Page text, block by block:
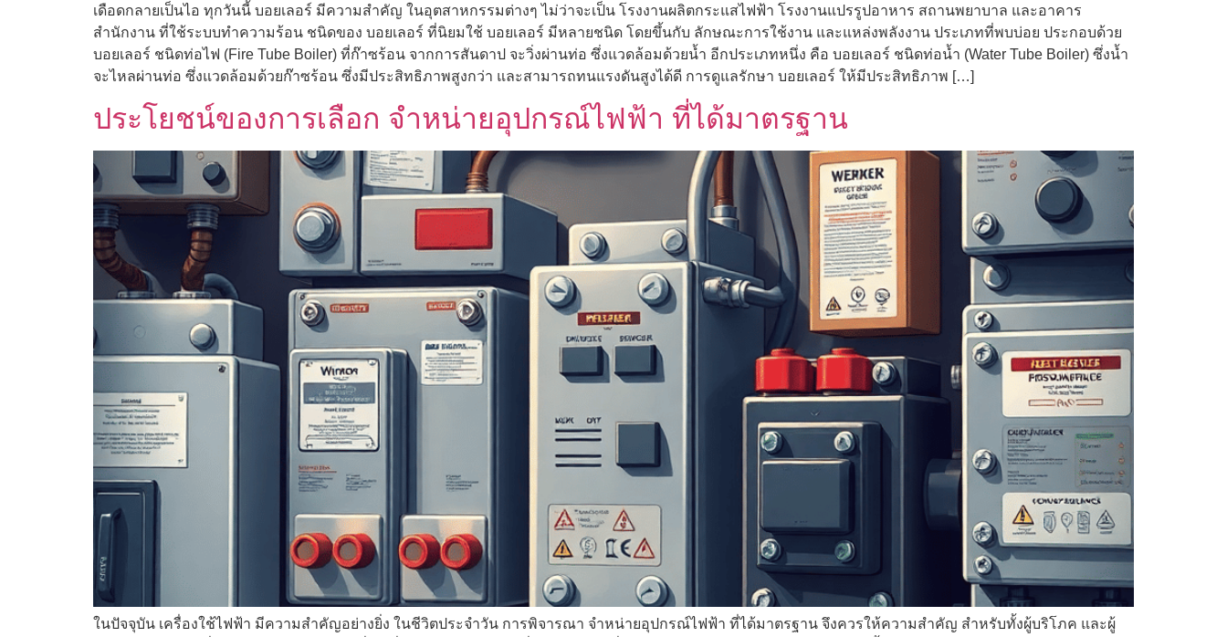
เดือดกลายเป็นไอ ทุกวันนี้ บอยเลอร์ มีความสำคัญ ในอุตสาหกรรมต่างๆ ไม่ว่าจะเป็น โรงงานผลิตกระแสไฟฟ้า โรงงานแปรรูปอาหาร สถานพยาบาล และอาคาร
สำนักงาน ที่ใช้ระบบทำความร้อน ชนิดของ บอยเลอร์ ที่นิยมใช้ บอยเลอร์ มีหลายชนิด โดยขึ้นกับ ลักษณะการใช้งาน และแหล่งพลังงาน ประเภทที่พบบ่อย ประกอบด้วย
บอยเลอร์ ชนิดท่อไฟ (Fire Tube Boiler) ที่ก๊าซร้อน จากการสันดาป จะวิ่งผ่านท่อ ซึ่งแวดล้อมด้วยน้ำ อีกประเภทหนึ่ง คือ บอยเลอร์ ชนิดท่อน้ำ (Water Tube Boiler) ซึ่งน้ำ
จะไหลผ่านท่อ ซึ่งแวดล้อมด้วยก๊าซร้อน ซึ่งมีประสิทธิภาพสูงกว่า และสามารถทนแรงดันสูงได้ดี การดูแลรักษา บอยเลอร์ ให้มีประสิทธิภาพ […]
ประโยชน์ของการเลือก จำหน่ายอุปกรณ์ไฟฟ้า ที่ได้มาตรฐาน
ในปัจจุบัน เครื่องใช้ไฟฟ้า มีความสำคัญอย่างยิ่ง ในชีวิตประจำวัน การพิจารณา จำหน่ายอุปกรณ์ไฟฟ้า ที่ได้มาตรฐาน จึงควรให้ความสำคัญ สำหรับทั้งผู้บริโภค และผู้